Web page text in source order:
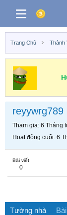
Trang Chủ Thành
reyywrg789
Tham gia 6 Tháng
Hoạt động cuối 6
Bài viết
0
Tường nhà